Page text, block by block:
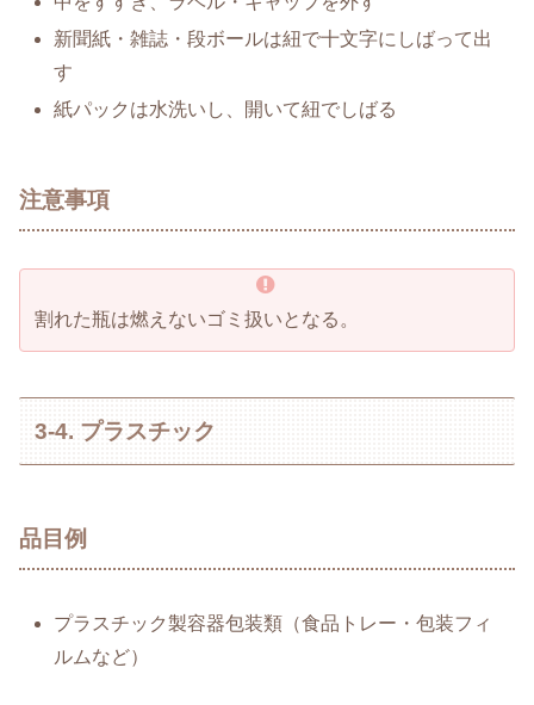
新聞紙・雑誌・段ボールは紐で十文字にしばって出
す
紙パックは水洗いし、開いて紐でしばる
注意事項
割れた瓶は燃えないゴミ扱いとなる。
3-4. プラスチック
品目例
プラスチック製容器包装類（食品トレー・包装フィ
ルムなど）